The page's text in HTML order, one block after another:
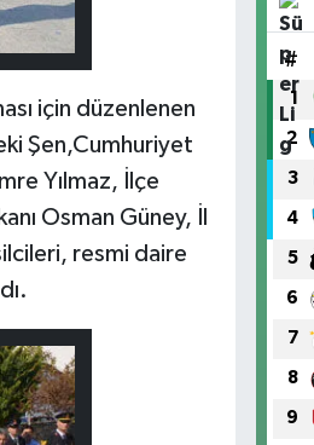
için düzenlenen
Şen,Cumhuriyet
Yılmaz, İlçe
Osman Güney, İl
resmi daire
#
1
2
3
4
5
6
7
8
9